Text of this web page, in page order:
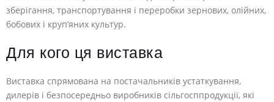
зберігання, транспортування і переробки зернових, олійних,
бобових і круп’яних культур.
Для кого ця виставка
Виставка спрямована на постачальників устаткування,
дилерів і безпосередньо виробників сільгосппродукції, які